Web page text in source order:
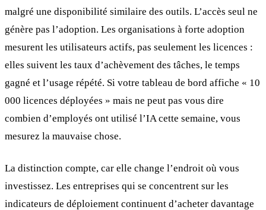
malgré une disponibilité similaire des outils. L’accès seul ne
génère pas l’adoption. Les organisations à forte adoption
mesurent les utilisateurs actifs, pas seulement les licences :
elles suivent les taux d’achèvement des tâches, le temps
gagné et l’usage répété. Si votre tableau de bord affiche « 10
000 licences déployées » mais ne peut pas vous dire
combien d’employés ont utilisé l’IA cette semaine, vous
mesurez la mauvaise chose.
La distinction compte, car elle change l’endroit où vous
investissez. Les entreprises qui se concentrent sur les
indicateurs de déploiement continuent d’acheter davantage